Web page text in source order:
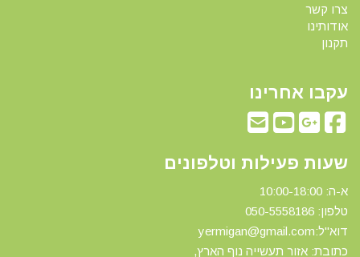
צרו קשר
אודותינו
תקנון
עקבו אחרינו
שעות פעילות וטלפונים
א-ה: 10:00-18:00
טלפון: 0 50-5558186
דוא"ל:yermigan@gmail.com
כתובת: אזור תעשייה נוף הארץ,